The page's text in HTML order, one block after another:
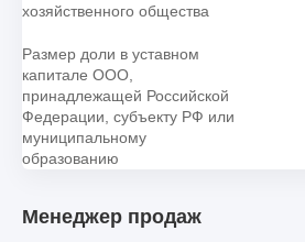
хозяйственного общества
Размер доли в уставном
капитале ООО,
принадлежащей Российской
Федерации, субъекту РФ или
муниципальному
образованию
Менеджер продаж